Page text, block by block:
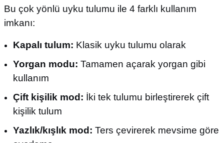
Bu çok yönlü uyku tulumu ile 4 farklı kullanım
imkanı:
Kapalı tulum: Klasik uyku tulumu olarak
Yorgan modu: Tamamen açarak yorgan gibi
kullanım
Çift kişilik mod: İki tek tulumu birleştirerek çift
kişilik tulum
Yazlık/kışlık mod: Ters çevirerek mevsime göre